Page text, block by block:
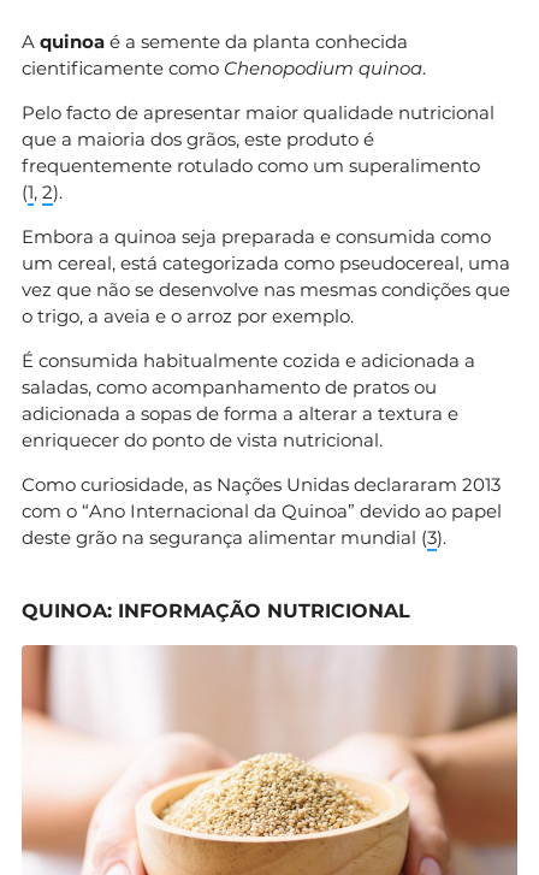
A quinoa é a semente da planta conhecida
cientificamente como Chenopodium quinoa.
Pelo facto de apresentar maior qualidade nutricional
que a maioria dos grãos, este produto é
frequentemente rotulado como um superalimento
(1, 2).
Embora a quinoa seja preparada e consumida como
um cereal, está categorizada como pseudocereal, uma
vez que não se desenvolve nas mesmas condições que
o trigo, a aveia e o arroz por exemplo.
É consumida habitualmente cozida e adicionada a
saladas, como acompanhamento de pratos ou
adicionada a sopas de forma a alterar a textura e
enriquecer do ponto de vista nutricional.
Como curiosidade, as Nações Unidas declararam 2013
com o “Ano Internacional da Quinoa” devido ao papel
deste grão na segurança alimentar mundial (3).
QUINOA: INFORMAÇÃO NUTRICIONAL